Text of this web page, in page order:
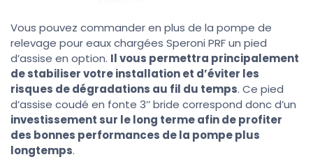
Vous pouvez commander en plus de la pompe de
relevage pour eaux chargées Speroni PRF un pied
d’assise en option. Il vous permettra principalement
de stabiliser votre installation et d’éviter les
risques de dégradations au fil du temps. Ce pied
d’assise coudé en fonte 3’’ bride correspond donc d’un
investissement sur le long terme afin de profiter
des bonnes performances de la pompe plus
longtemps.